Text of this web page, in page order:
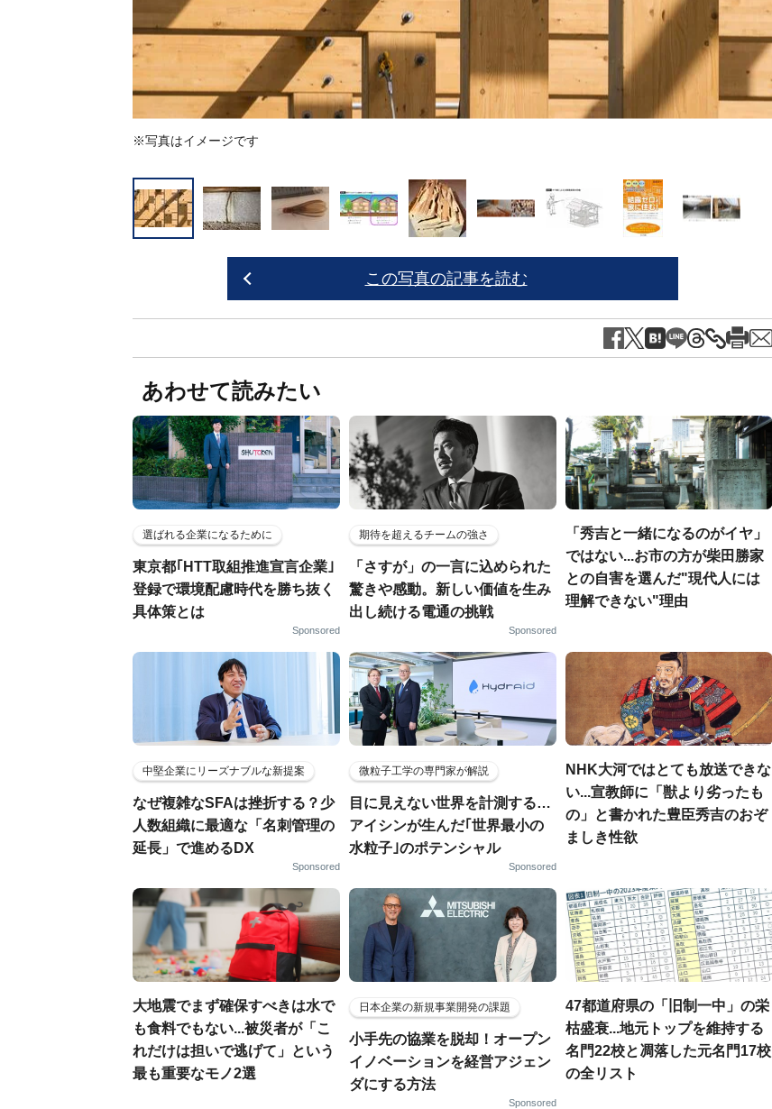
※写真はイメージです
この写真の記事を読む
あわせて読みたい
選ばれる企業になるために
東京都｢HTT取組推進宣言企業｣
登録で環境配慮時代を勝ち抜く
具体策とは
Sponsored
期待を超えるチームの強さ
「さすが」の一言に込められた
驚きや感動。新しい価値を生み
出し続ける電通の挑戦
Sponsored
「秀吉と一緒になるのがイヤ」
ではない...お市の方が柴田勝家
との自害を選んだ"現代人には
理解できない"理由
中堅企業にリーズナブルな新提案
なぜ複雑なSFAは挫折する？少
人数組織に最適な「名刺管理の
延長」で進めるDX
Sponsored
微粒子工学の専門家が解説
目に見えない世界を計測する…
アイシンが生んだ｢世界最小の
水粒子｣のポテンシャル
Sponsored
NHK大河ではとても放送できな
い...宣教師に「獣より劣ったも
の」と書かれた豊臣秀吉のおぞ
ましき性欲
大地震でまず確保すべきは水で
も食料でもない...被災者が「こ
れだけは担いで逃げて」という
最も重要なモノ2選
日本企業の新規事業開発の課題
小手先の協業を脱却！オープン
イノベーションを経営アジェン
ダにする方法
Sponsored
47都道府県の「旧制一中」の栄
枯盛衰...地元トップを維持する
名門22校と凋落した元名門17校
の全リスト